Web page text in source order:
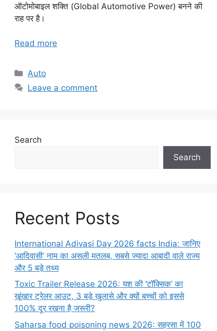
ऑटोमोबाइल शक्ति (Global Automotive Power) बनने की
राह पर है।
Read more
Categories
Auto
Leave a comment
Search
Search
Recent Posts
International Adivasi Day 2026 facts India: जानिए
‘आदिवासी’ नाम का असली मतलब, सबसे ज्यादा आबादी वाले राज्य
और 5 बड़े तथ्य
Toxic Trailer Release 2026: यश की ‘टॉक्सिक’ का
खूंखार ट्रेलर आउट, 3 बड़े खुलासे और क्यों बच्चों को इससे
100% दूर रखना है जरूरी?
Saharsa food poisoning news 2026: सहरसा में 100